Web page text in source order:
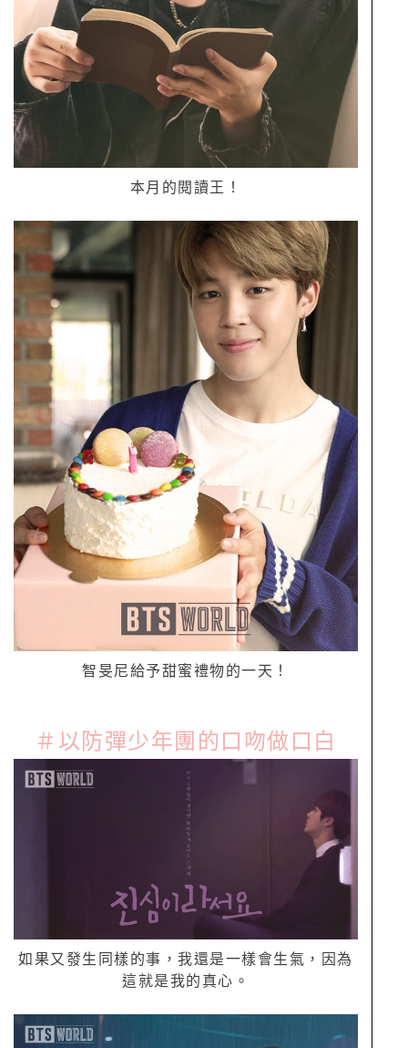
本月的閱讀王！
智旻尼給予甜蜜禮物的一天！
＃以防彈少年團的口吻做口白
如果又發生同樣的事，我還是一樣會生氣，因為
這就是我的真心。